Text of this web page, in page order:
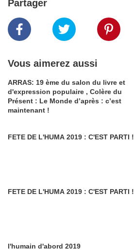
Partager
Vous aimerez aussi
ARRAS: 19 ème du salon du livre et
d'expression populaire , Colère du
Présent : Le Monde d’après : c’est
maintenant !
FETE DE L'HUMA 2019 : C'EST PARTI !
FETE DE L'HUMA 2019 : C'EST PARTI !
l'humain d'abord 2019